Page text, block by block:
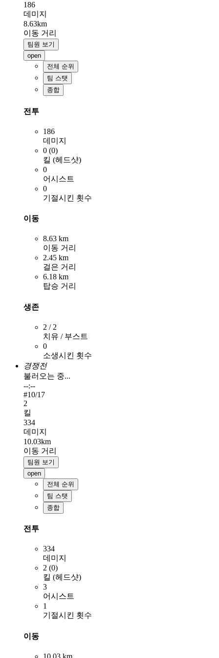
186
데미지
8.63km
이동 거리
팀원 보기
open
전체 순위
팀 스탯
종합
전투
186
데미지
0 (0)
킬 (헤드샷)
0
어시스트
0
기절시킨 횟수
이동
8.63 km
이동 거리
2.45 km
걸은 거리
6.18 km
탑승 거리
생존
2 / 2
치유 / 부스트
0
소생시킨 횟수
경쟁전
불러오는 중...
--:--
#10/17
2
킬
334
데미지
10.03km
이동 거리
팀원 보기
open
전체 순위
팀 스탯
종합
전투
334
데미지
2 (0)
킬 (헤드샷)
3
어시스트
1
기절시킨 횟수
이동
10.03 km